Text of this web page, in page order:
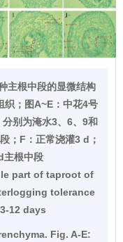
主根中段的显微结构
织；图A~E：中花4号
别为淹水3、6、9和
；F：正常浇灌3 d；
主根中段
part of taproot of
tolerance
12 days
Fig. A-E: